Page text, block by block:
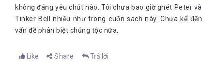
không đáng yêu chút nào. Tôi chưa bao giờ ghét Peter và
Tinker Bell nhiều như trong cuốn sách này. Chưa kể đến
vấn đề phân biệt chủng tộc nữa.
Like Share Trả lời